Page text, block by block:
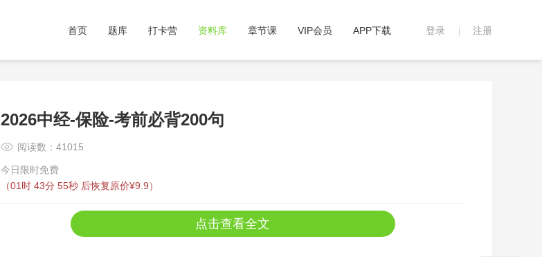
登录 注册
首页 题库 打卡营 资料库 章节课 VIP会员 APP下载
2026中经-保险-考前必背200句
阅读数：41015
今日限时免费
（01时 43分 55秒 后恢复原价¥9.9）
点击查看全文